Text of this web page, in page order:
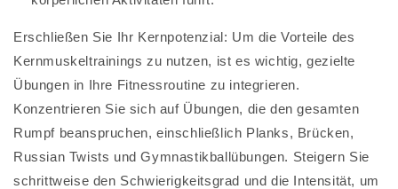
Erschließen Sie Ihr Kernpotenzial: Um die Vorteile des
Kernmuskeltrainings zu nutzen, ist es wichtig, gezielte
Übungen in Ihre Fitnessroutine zu integrieren.
Konzentrieren Sie sich auf Übungen, die den gesamten
Rumpf beanspruchen, einschließlich Planks, Brücken,
Russian Twists und Gymnastikballübungen. Steigern Sie
schrittweise den Schwierigkeitsgrad und die Intensität, um